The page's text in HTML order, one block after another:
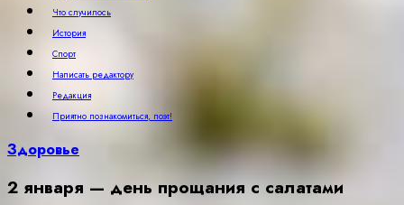
Что случилось
История
Спорт
Написать редактору
Редакция
Приятно познакомиться, поэт!
Здоровье
2 января — день прощания с салатами